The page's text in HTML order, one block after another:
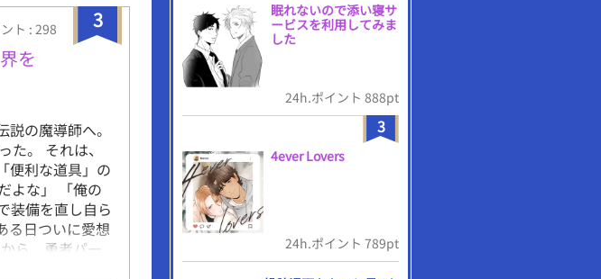
3
ト : 298
を
の魔導師へ。
。 それは、
便利な道具」の
よな」 「俺の
装備を直し自ら
る日ついに愛想
ら、勇者パー
一方、エリ
眠れないので添い寝サ
ービスを利用してみま
した
24h.ポイント 888pt
3
4ever Lovers
24h.ポイント 789pt